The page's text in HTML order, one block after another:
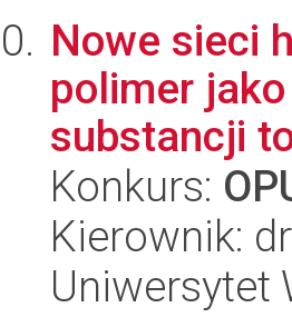
Nowe sieci
polimer
substancji
Konkurs:
Kierownik:
Uniwersytet